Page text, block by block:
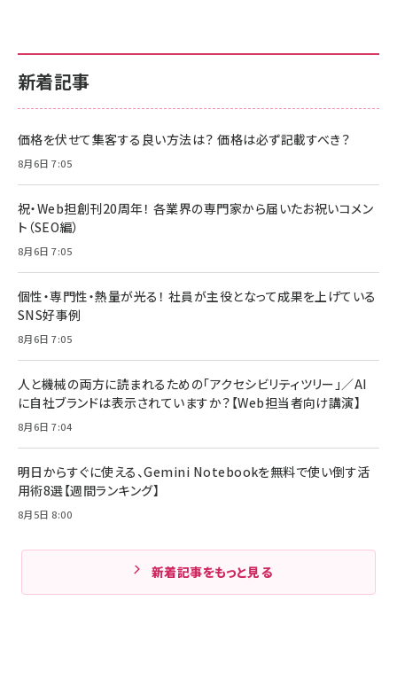
新着記事
価格を伏せて集客する良い方法は？ 価格は必ず記載すべき？
8月6日 7:05
祝・Web担創刊20周年！ 各業界の専門家から届いたお祝いコメン
ト（SEO編）
8月6日 7:05
個性・専門性・熱量が光る！ 社員が主役となって成果を上げている
SNS好事例
8月6日 7:05
人と機械の両方に読まれるための「アクセシビリティツリー」／AI
に自社ブランドは表示されていますか？【Web担当者向け講演】
8月6日 7:04
明日からすぐに使える、Gemini Notebookを無料で使い倒す活
用術8選【週間ランキング】
8月5日 8:00
新着記事をもっと見る